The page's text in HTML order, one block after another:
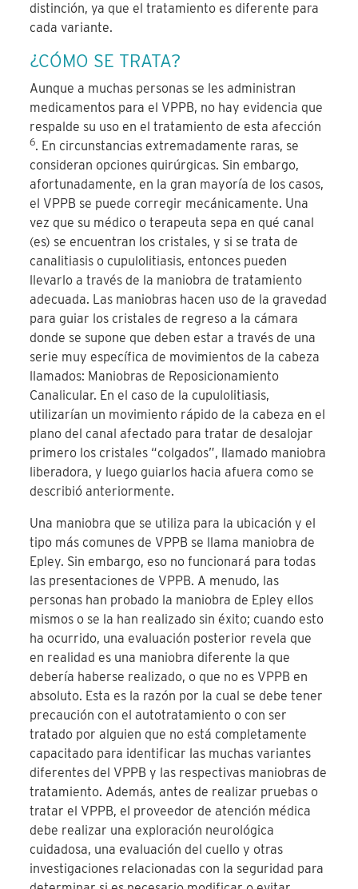
distinción, ya que el tratamiento es diferente para
cada variante.
¿CÓMO SE TRATA?
Aunque a muchas personas se les administran
medicamentos para el VPPB, no hay evidencia que
respalde su uso en el tratamiento de esta afección
6. En circunstancias extremadamente raras, se
consideran opciones quirúrgicas. Sin embargo,
afortunadamente, en la gran mayoría de los casos,
el VPPB se puede corregir mecánicamente. Una
vez que su médico o terapeuta sepa en qué canal
(es) se encuentran los cristales, y si se trata de
canalitiasis o cupulolitiasis, entonces pueden
llevarlo a través de la maniobra de tratamiento
adecuada. Las maniobras hacen uso de la gravedad
para guiar los cristales de regreso a la cámara
donde se supone que deben estar a través de una
serie muy específica de movimientos de la cabeza
llamados: Maniobras de Reposicionamiento
Canalicular. En el caso de la cupulolitiasis,
utilizarían un movimiento rápido de la cabeza en el
plano del canal afectado para tratar de desalojar
primero los cristales “colgados”, llamado maniobra
liberadora, y luego guiarlos hacia afuera como se
describió anteriormente.
Una maniobra que se utiliza para la ubicación y el
tipo más comunes de VPPB se llama maniobra de
Epley. Sin embargo, eso no funcionará para todas
las presentaciones de VPPB. A menudo, las
personas han probado la maniobra de Epley ellos
mismos o se la han realizado sin éxito; cuando esto
ha ocurrido, una evaluación posterior revela que
en realidad es una maniobra diferente la que
debería haberse realizado, o que no es VPPB en
absoluto. Esta es la razón por la cual se debe tener
precaución con el autotratamiento o con ser
tratado por alguien que no está completamente
capacitado para identificar las muchas variantes
diferentes del VPPB y las respectivas maniobras de
tratamiento. Además, antes de realizar pruebas o
tratar el VPPB, el proveedor de atención médica
debe realizar una exploración neurológica
cuidadosa, una evaluación del cuello y otras
investigaciones relacionadas con la seguridad para